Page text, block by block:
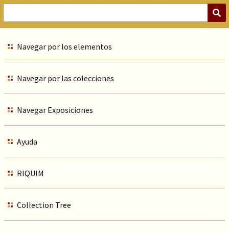
Navegar por los elementos
Navegar por las colecciones
Navegar Exposiciones
Ayuda
RIQUIM
Collection Tree